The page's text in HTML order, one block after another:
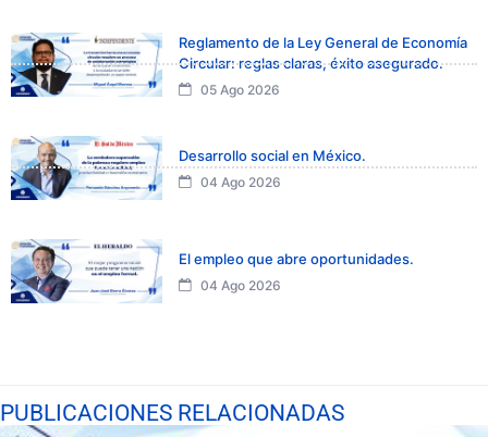
Reglamento de la Ley General de Economía
Circular: reglas claras, éxito asegurado.
05 Ago 2026
Desarrollo social en México.
04 Ago 2026
El empleo que abre oportunidades.
04 Ago 2026
PUBLICACIONES RELACIONADAS